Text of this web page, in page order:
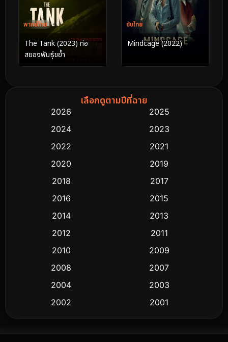
พากย์ไทย
The Tank (2023) ท่อ
สยองพันธุ์ขย้ำ
ซับไทย
Mindcage (2022)
เลือกดูตามปีที่ฉาย
2026
2025
2024
2023
2022
2021
2020
2019
2018
2017
2016
2015
2014
2013
2012
2011
2010
2009
2008
2007
2004
2003
2002
2001
2000
1997